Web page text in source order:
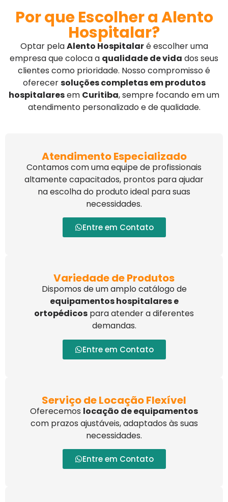
Por que Escolher a Alento
Hospitalar?
Optar pelaAlento Hospitalaré escolher uma
empresa que coloca a qualidade de vida dos seus
clientes como prioridade. Nosso compromisso é
oferecersoluções completas em produtos
hospitalaresem Curitiba, sempre focando em um
atendimento personalizado e de qualidade.
Atendimento Especializado
Contamos com uma equipe de profissionais
altamente capacitados, prontos para ajudar
na escolha do produto ideal para suas
necessidades.
Entre em Contato
Variedade de Produtos
Dispomos de um amplo catálogo de
equipamentos hospitalares e
ortopédicos para atender a diferentes
demandas.
Entre em Contato
Serviço de Locação Flexível
Oferecemos locação de equipamentos
com prazos ajustáveis, adaptados às suas
necessidades.
Entre em Contato